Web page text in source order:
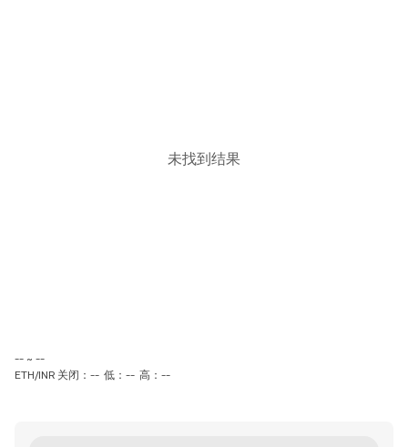
未找到结果
-- ~ --
ETH/INR 关闭：-- 低：-- 高：--